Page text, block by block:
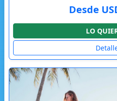
Desde
LO